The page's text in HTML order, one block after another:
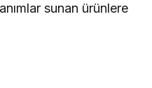
sunan ürünlere